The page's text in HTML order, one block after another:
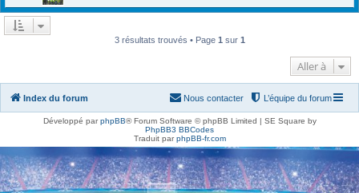
3 résultats trouvés • Page 1 sur 1
Aller à
Index du forum L’équipe du forum
Nous contacter
Développé parphpBB® Forum Software © phpBB Limited | SE Square by
PhpBB3 BBCodes
Traduit parphpBB-fr.com